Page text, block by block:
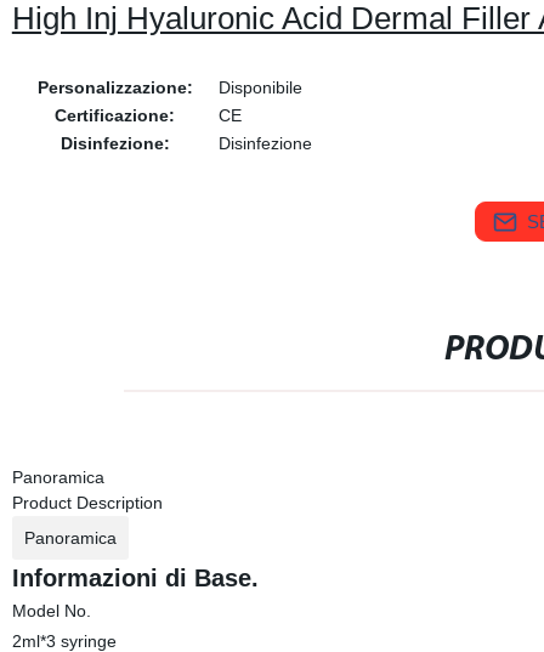
High Inj Hyaluronic Acid Dermal
Personalizzazione:
Disponibile
Certificazione:
CE
Disinfezione:
Disinfezione
Panoramica
Product Description
Panoramica
Informazioni di Base.
Model No.
2ml*3 syringe